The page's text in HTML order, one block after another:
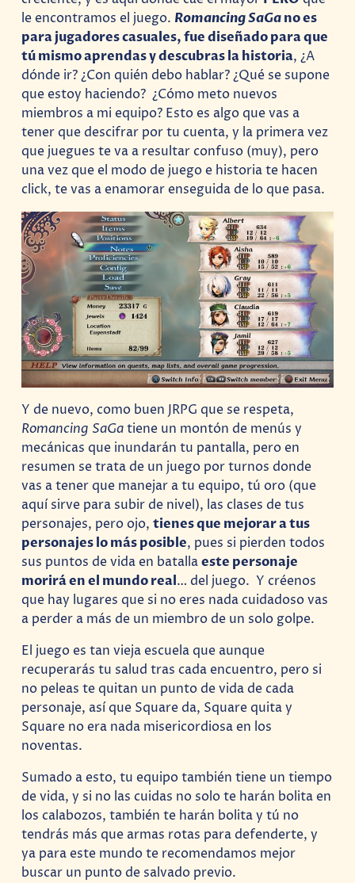
le encontramos el juego. Romancing SaGano es
para jugadores casuales, fue diseñado para que
tú mismo aprendas y descubras la historia, ¿A
dónde ir? ¿Con quién debo hablar? ¿Qué se supone
que estoy haciendo? ¿Cómo meto nuevos
miembros a mi equipo? Esto es algo que vas a
tener que descifrar por tu cuenta, y la primera vez
que juegues te va a resultar confuso (muy), pero
una vez que el modo de juego e historia te hacen
click, te vas a enamorar enseguida de lo que pasa.
Y de nuevo, como buen JRPG que se respeta,
Romancing SaGatiene un montón de menús y
mecánicas que inundarán tu pantalla, pero en
resumen se trata de un juego por turnos donde
vas a tener que manejar a tu equipo, tú oro (que
aquí sirve para subir de nivel), las clases de tus
personajes, pero ojo,tienes que mejorar a tus
personajes lo más posible, pues si pierden todos
sus puntos de vida en batallaeste personaje
morirá en el mundo real… del juego. Y créenos
que hay lugares que si no eres nada cuidadoso vas
a perder a más de un miembro de un solo golpe.
El juego es tan vieja escuela que aunque
recuperarás tu salud tras cada encuentro, pero si
no peleas te quitan un punto de vida de cada
personaje, así que Square da, Square quita y
Square no era nada misericordiosa en los
noventas.
Sumado a esto, tu equipo también tiene un tiempo
de vida, y si no las cuidas no solo te harán bolita en
los calabozos, también te harán bolita y tú no
tendrás más que armas rotas para defenderte, y
ya para este mundo te recomendamos mejor
buscar un punto de salvado previo.